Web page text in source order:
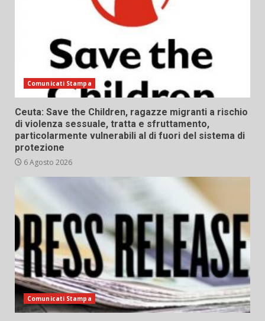
Comunicati Stampa
Ceuta: Save the Children, ragazze migranti a rischio
di violenza sessuale, tratta e sfruttamento,
particolarmente vulnerabili al di fuori del sistema di
protezione
6 Agosto 2026
Comunicati Stampa